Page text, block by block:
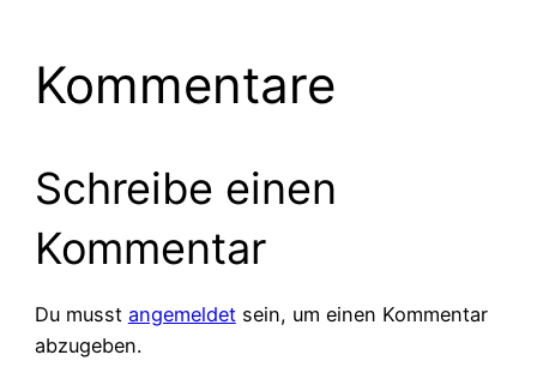
Kommentare
Schreibe einen
Kommentar
Du musst angemeldetsein, um einen Kommentar
abzugeben.